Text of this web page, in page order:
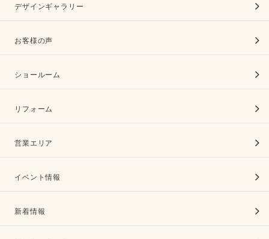
デザインギャラリー
お客様の声
ショールーム
リフォーム
営業エリア
イベント情報
新着情報